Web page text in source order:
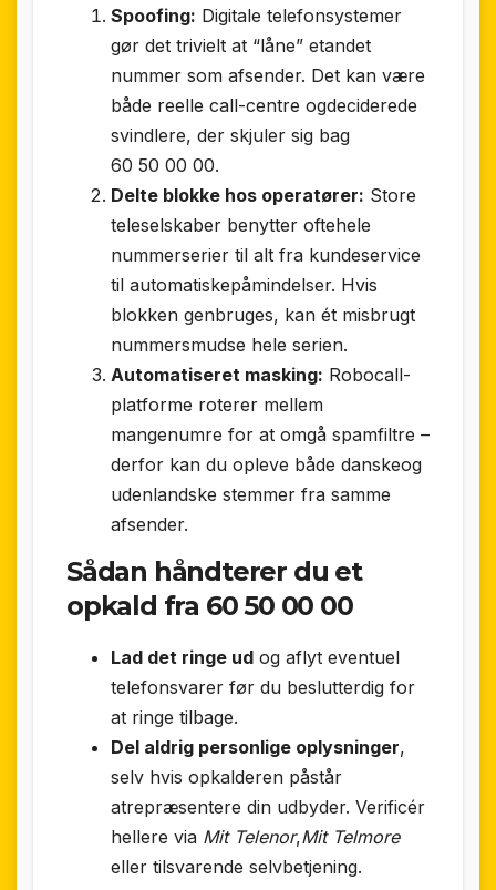
Spoofing: Digitale telefonsystemer
gør det trivielt at “låne” etandet
nummer som afsender. Det kan være
både reelle call-centre ogdeciderede
svindlere, der skjuler sig bag
60 50 00 00.
Delte blokke hos operatører: Store
teleselskaber benytter oftehele
nummer­serier til alt fra kundeservice
til automatiskepåmindelser. Hvis
blokken genbruges, kan ét misbrugt
nummersmudse hele serien.
Automatiseret masking: Robocall-
platforme roterer mellem
mangenumre for at omgå spamfiltre –
derfor kan du opleve både danskeog
udenlandske stemmer fra samme
afsender.
Sådan håndterer du et
opkald fra 60 50 00 00
Lad det ringe ud og aflyt eventuel
telefonsvarer før du beslutterdig for
at ringe tilbage.
Del aldrig personlige oplysninger,
selv hvis opkalderen påstår
atrepræsentere din udbyder. Verificér
hellere via Mit Telenor,Mit Telmore
eller tilsvarende selvbetjening.